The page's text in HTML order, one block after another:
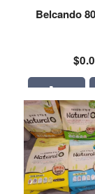
Belcando